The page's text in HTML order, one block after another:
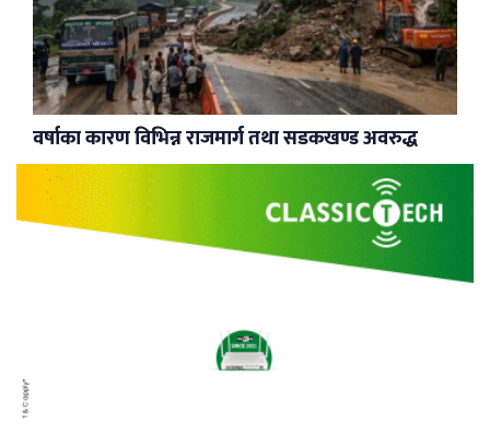
वर्षाका कारण विभिन्न राजमार्ग तथा सडकखण्ड अवरुद्ध